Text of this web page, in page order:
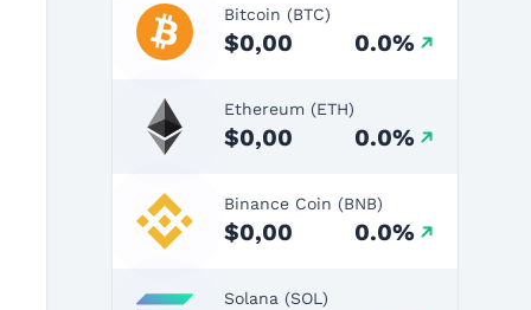
Bitcoin (BTC)
$0,00 0.0%
Ethereum (ETH)
$0,00 0.0%
Binance Coin (BNB)
$0,00 0.0%
Solana (SOL)